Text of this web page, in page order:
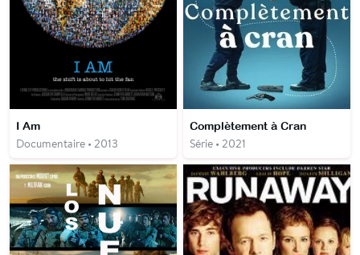
I Am
Documentaire • 2013
Complètement à Cran
Série • 2021